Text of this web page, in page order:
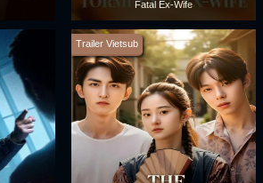
Fatal Ex-Wife
Trailer Vietsub